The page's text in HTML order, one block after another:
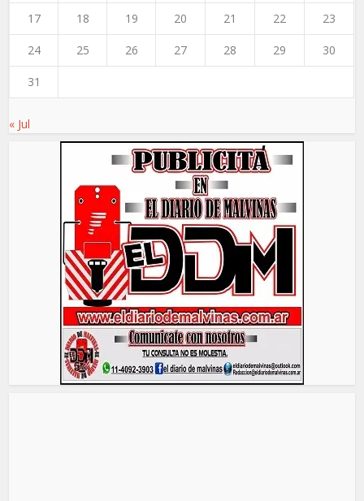
17 18 19 20 21 22 23
24 25 26 27 28 29 30
31
« Jul